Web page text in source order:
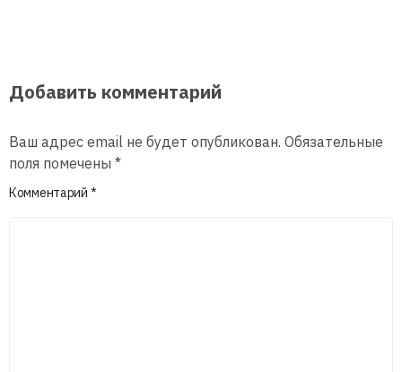
Добавить комментарий
Ваш адрес email не будет опубликован. Обязательные
поля помечены *
Комментарий *